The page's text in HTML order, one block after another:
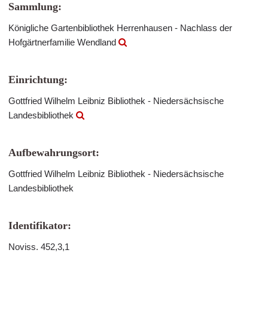
Sammlung:
Königliche Gartenbibliothek Herrenhausen - Nachlass der
Hofgärtnerfamilie Wendland
Einrichtung:
Gottfried Wilhelm Leibniz Bibliothek - Niedersächsische
Landesbibliothek
Aufbewahrungsort:
Gottfried Wilhelm Leibniz Bibliothek - Niedersächsische
Landesbibliothek
Identifikator:
Noviss. 452,3,1